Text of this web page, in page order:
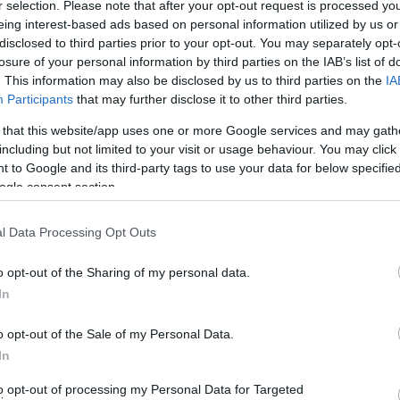
selection. Please note that after your opt-out request is processed
interest-based ads based on personal information utilized by us
to third parties prior to your opt-out. You may separately
of your personal information by third parties on the IAB’s list of
This information may also be disclosed by us to third parties on the
Participants that may further disclose it to other third parties.
that this website/app uses one or more Google services and may
but not limited to your visit or usage behaviour. You may
to Google and its third-party tags to use your data for below
consent section.
Data Processing Opt Outs
opt-out of the Sharing of my personal data.
opt-out of the Sale of my Personal Data.
opt-out of processing my Personal Data for Targeted
της Άνδρου για την μεταφορά ασθενούς.
για δύο ασθενείς με καρδιακά επεισόδια, οι οποίοι
κι έφυγε στις 6:00, παίρνοντας μαζί του ασθενή
γύρω στις 17:00. Κι αυτό παρέλαβε επίσης ασθενή
που θα περιθάλπανε τους ασθενείς.
του ΕΚΑΒ, των εργαζομένων του Δήμου στο
ανά πάσα ώρα και στιγμή στο νησί μας.